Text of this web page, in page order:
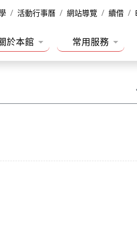
活動行事曆 網站導覽 續借
於本館 常用服務